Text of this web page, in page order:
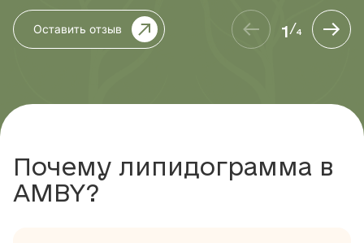
Оставить отзыв 1/4
Почему липидограмма в
AMBY?